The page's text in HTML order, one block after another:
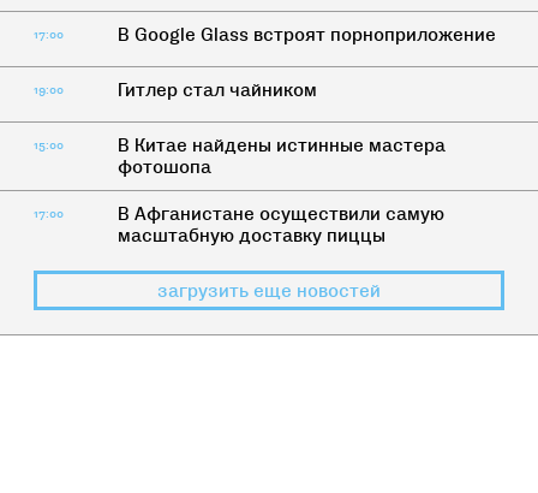
17:00 В Google Glass встроят порноприложение
19:00 Гитлер стал чайником
15:00
В Китае найдены истинные мастера
фотошопа
17:00
В Афганистане осуществили самую
масштабную доставку пиццы
загрузить еще новостей